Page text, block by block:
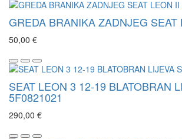
GREDA BRANIKA ZADNJEG SEAT
50,00 €
SEAT LEON 3 12-19 BLATOBRAN
5F0821021
290,00 €